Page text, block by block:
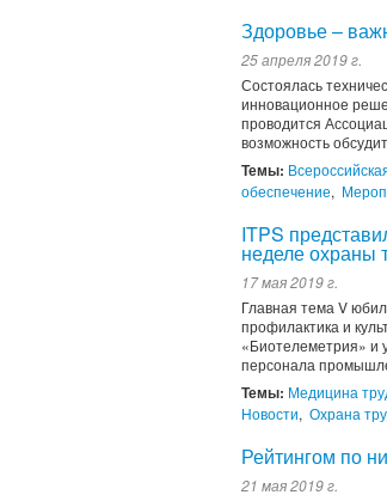
Здоровье –
25 апреля 2019 г.
Состоялась
инновационное
проводится
возможность
Темы:
обеспечение,
ITPS
неделе охраны
17 мая 2019 г.
Главная тема V
профилактика и
«Биотелеметрия» и
персонала
Темы: Медицина
Новости, Охрана
Рейтингом по
21 мая 2019 г.